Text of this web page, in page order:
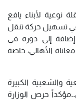
نوعية لأبناء يافع
تسهيل حركة تنقل
إضافة إلى دوره في
الأهالي، خاصة
والشعبية الكبيرة
حرص الوزارة